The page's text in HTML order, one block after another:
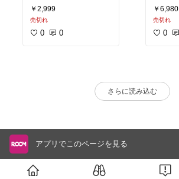
￥2,999
売切れ
0 0
￥6,980
売切れ
0
さらに読み込む
アプリでこのページを見る